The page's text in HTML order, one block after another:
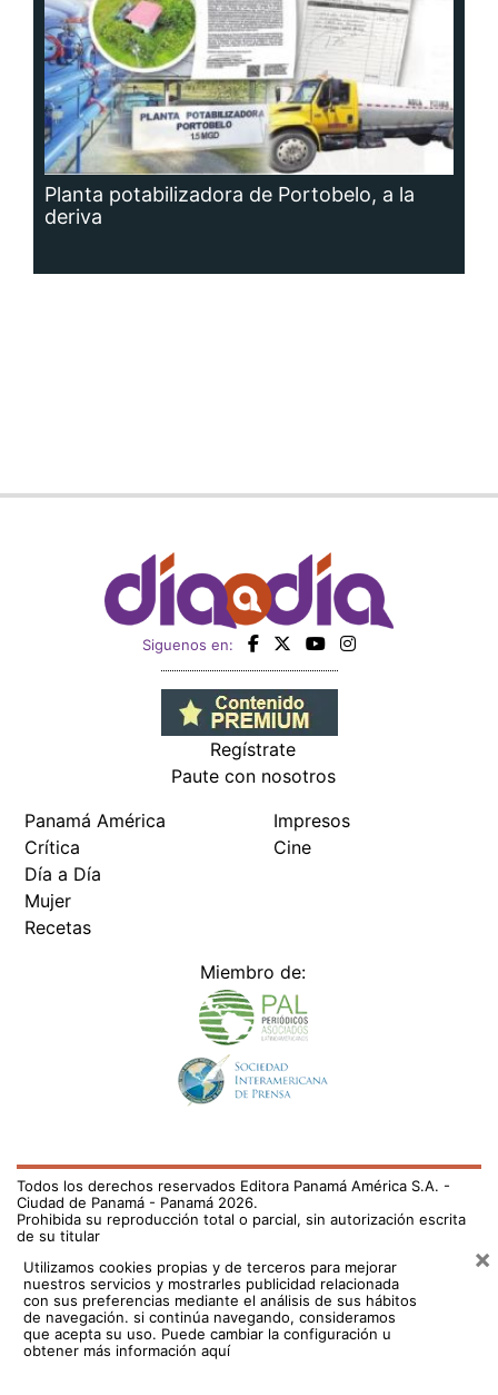
Planta potabilizadora de Portobelo, a la
deriva
Siguenos en:
Regístrate
Paute con nosotros
Panamá América
Crítica
Día a Día
Mujer
Recetas
Impresos
Cine
Miembro de:
Todos los derechos reservados Editora Panamá América S.A. -
Ciudad de Panamá - Panamá 2026.
Prohibida su reproducción total o parcial, sin autorización escrita
de su titular
Utilizamos cookies propias y de terceros para mejorar
nuestros servicios y mostrarles publicidad relacionada
con sus preferencias mediante el análisis de sus hábitos
de navegación. si continúa navegando, consideramos
que acepta su uso. Puede cambiar la configuración u
obtener más información aquí
×